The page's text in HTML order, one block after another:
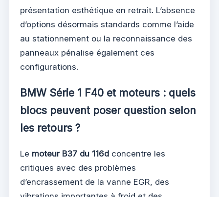
présentation esthétique en retrait. L’absence
d’options désormais standards comme l’aide
au stationnement ou la reconnaissance des
panneaux pénalise également ces
configurations.
BMW Série 1 F40 et moteurs : quels
blocs peuvent poser question selon
les retours ?
Le moteur B37 du 116d concentre les
critiques avec des problèmes
d’encrassement de la vanne EGR, des